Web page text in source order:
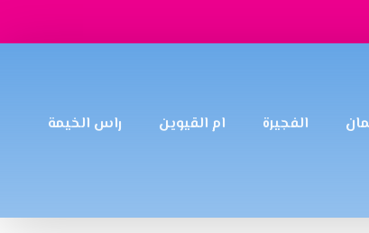
الفجيرة ام القيوين راس الخيمة